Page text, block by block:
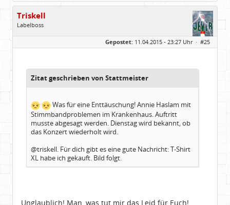
Triskell
Labelboss
Geschlecht:
Alter:
68
Gepostet: 11.04.2015 - 23:27 Uhr · #25
Zitat geschrieben von Stattmeister
Was für eine Enttäuschung! Annie Haslam mit
Stimmbandproblemen im Krankenhaus. Auftritt
musste abgesagt werden. Dienstag wird bekannt, ob
das Konzert wiederholt wird.
@triskell. Für dich gibt es eine gute Nachricht: T-Shirt
XL habe ich gekauft. Bild folgt.
Unglaublich! Man, was tut mir das Leid für Euch!